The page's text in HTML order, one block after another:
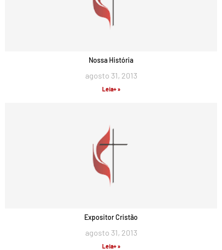
Nossa História
agosto 31, 2013
Leia+ »
Expositor Cristão
agosto 31, 2013
Leia+ »